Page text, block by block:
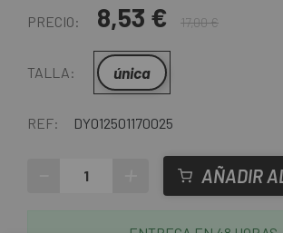
PRECIO: 8,53 € 17,00 €
TALLA: única
REF: DY012501170025
AÑADIR